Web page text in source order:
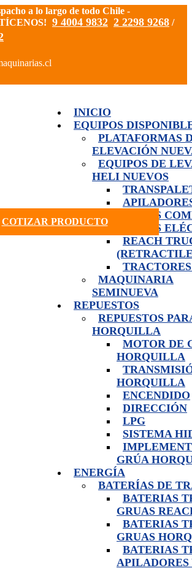
a lo largo de todo Chile -
9 4004 9832 2 2298 9268 /
INICIO
EQUIPOS
PLATAFORMAS
ELEVACIÓN
EQUIPOS DE
HELI NUEVOS
GRÚAS
GRÚAS
REACH
MAQUINARIA
SEMINUEVA
REPUESTOS
REPUESTOS
HORQUILLA
MOTOR DE
HORQUILLA
HORQUILLA
ENCENDIDO
DIRECCIÓN
LPG
SISTEMA
GRÚA
ENERGÍA
BATERÍAS DE
BATERIAS
GRUAS
BATERIAS
GRUAS
BATERIAS
APILADORES
COTIZAR PRODUCTO